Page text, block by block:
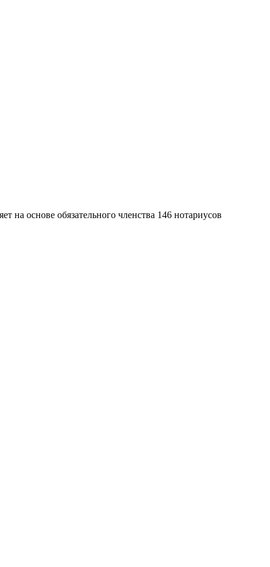
на основе обязательного членства 146 нотариусов